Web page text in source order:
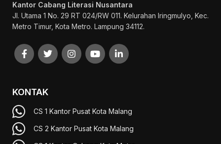
Kantor Cabang Literasi Nusantara
Jl. Utama 1 No. 29 RT 024/RW 011. Kelurahan Iringmulyo, Kec.
Metro Timur, Kota Metro. Lampung 34112.
KONTAK
CS 1 Kantor Pusat Kota Malang
CS 2 Kantor Pusat Kota Malang